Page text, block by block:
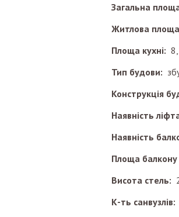
Загальна
Житлова
Площа кухні:
Тип будови:
Конструкція
Наявність
Наявність
Площа балкону
Висота стель:
К-ть санвузлів: